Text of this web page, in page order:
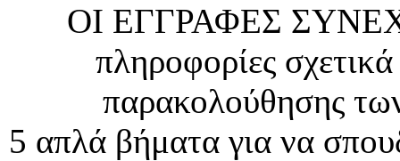
ΟΙ ΕΓΓΡΑΦΕΣ
πληροφορίες
παρακολούθησης
5 απλά βήματα για να